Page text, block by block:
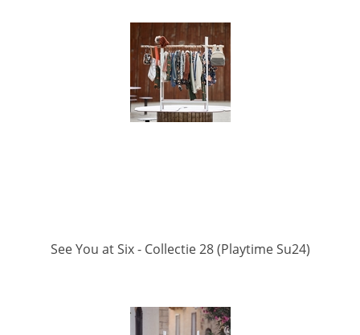
See You at Six - Collectie 28 (Playtime Su24)